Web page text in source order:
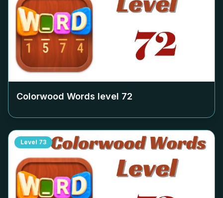
Colorwood Words level 72
Level 73